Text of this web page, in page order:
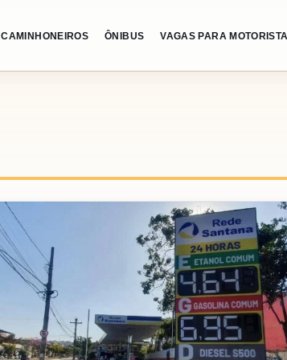
CAMINHONEIROS ÔNIBUS VAGAS PARA MOTORISTA